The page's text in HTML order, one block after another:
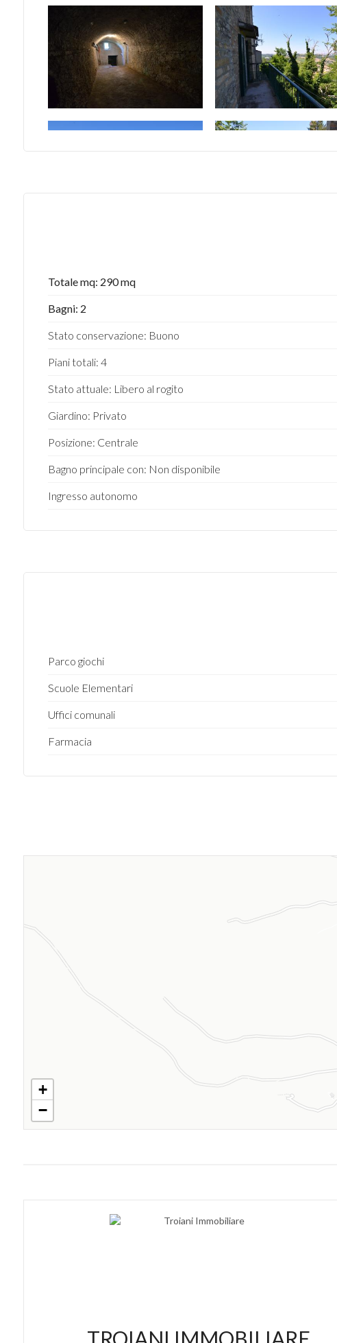
Totale mq: 290 mq
Bagni: 2
Stato conservazione: Buono
Piani totali: 4
Stato attuale: Libero al rogito
Giardino: Privato
Posizione: Centrale
Bagno principale con: Non disponibile
Ingresso autonomo
Parco giochi
Scuole Elementari
Uffici comunali
Farmacia
+
−